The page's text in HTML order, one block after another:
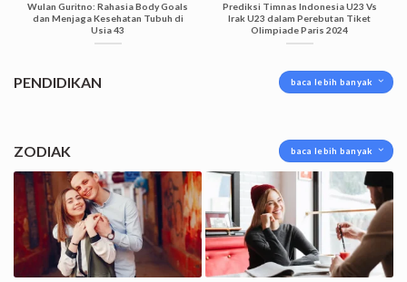
Wulan Guritno: Rahasia Body Goals
dan Menjaga Kesehatan Tubuh di
Usia 43
Prediksi Timnas Indonesia U23 Vs
Irak U23 dalam Perebutan Tiket
Olimpiade Paris 2024
PENDIDIKAN baca lebih banyak
ZODIAK baca lebih banyak